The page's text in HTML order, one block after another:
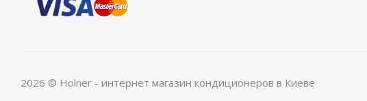
2026 © Holner - интернет магазин кондиционеров в Киеве